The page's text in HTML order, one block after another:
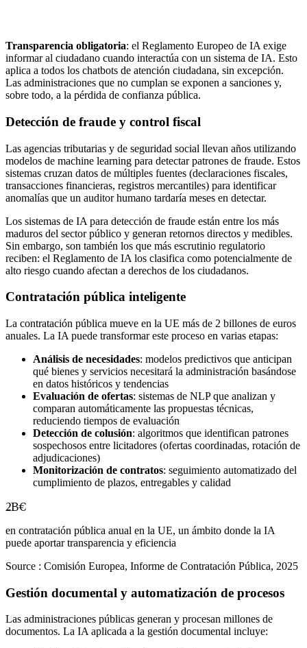
Transparencia obligatoria: el Reglamento Europeo de IA exige
informar al ciudadano cuando interactúa con un sistema de IA. Esto
aplica a todos los chatbots de atención ciudadana, sin excepción.
Las administraciones que no cumplan se exponen a sanciones y,
sobre todo, a la pérdida de confianza pública.
Detección de fraude y control fiscal
Las agencias tributarias y de seguridad social llevan años utilizando
modelos de machine learning para detectar patrones de fraude. Estos
sistemas cruzan datos de múltiples fuentes (declaraciones fiscales,
transacciones financieras, registros mercantiles) para identificar
anomalías que un auditor humano tardaría meses en detectar.
Los sistemas de IA para detección de fraude están entre los más
maduros del sector público y generan retornos directos y medibles.
Sin embargo, son también los que más escrutinio regulatorio
reciben: el Reglamento de IA los clasifica como potencialmente de
alto riesgo cuando afectan a derechos de los ciudadanos.
Contratación pública inteligente
La contratación pública mueve en la UE más de 2 billones de euros
anuales. La IA puede transformar este proceso en varias etapas:
Análisis de necesidades: modelos predictivos que anticipan
qué bienes y servicios necesitará la administración basándose
en datos históricos y tendencias
Evaluación de ofertas: sistemas de NLP que analizan y
comparan automáticamente las propuestas técnicas,
reduciendo tiempos de evaluación
Detección de colusión: algoritmos que identifican patrones
sospechosos entre licitadores (ofertas coordinadas, rotación de
adjudicaciones)
Monitorización de contratos: seguimiento automatizado del
cumplimiento de plazos, entregables y calidad
2B€
en contratación pública anual en la UE, un ámbito donde la IA
puede aportar transparencia y eficiencia
Source : Comisión Europea, Informe de Contratación Pública, 2025
Gestión documental y automatización de procesos
Las administraciones públicas generan y procesan millones de
documentos. La IA aplicada a la gestión documental incluye: